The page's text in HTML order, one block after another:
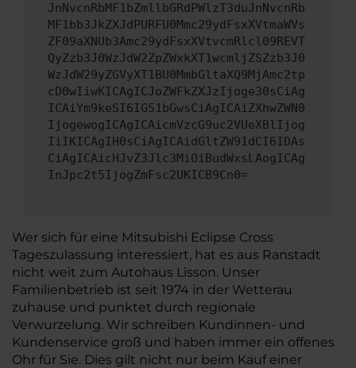
JnNvcnRbMF1bZmllbGRdPWlzT3duJnNvcnRb
MF1bb3JkZXJdPURFU0Mmc29ydFsxXVtmaWVs
ZF09aXNUb3Amc29ydFsxXVtvcmRlcl09REVT
QyZzb3J0WzJdW2ZpZWxkXT1wcmljZSZzb3J0
WzJdW29yZGVyXT1BU0MmbGltaXQ9MjAmc2tp
cD0wIiwKICAgICJoZWFkZXJzIjoge30sCiAg
ICAiYm9keSI6IG51bGwsCiAgICAiZXhwZWN0
IjogewogICAgICAicmVzcG9uc2VUeXBlIjog
IiIKICAgIH0sCiAgICAidGltZW91dCI6IDAs
CiAgICAicHJvZ3Jlc3MiOiBudWxsLAogICAg
InJpc2t5IjogZmFsc2UKICB9Cn0=
Wer sich für eine Mitsubishi Eclipse Cross
Tageszulassung interessiert, hat es aus Ranstadt
nicht weit zum Autohaus Lisson. Unser
Familienbetrieb ist seit 1974 in der Wetterau
zuhause und punktet durch regionale
Verwurzelung. Wir schreiben Kundinnen- und
Kundenservice groß und haben immer ein offenes
Ohr für Sie. Dies gilt nicht nur beim Kauf einer